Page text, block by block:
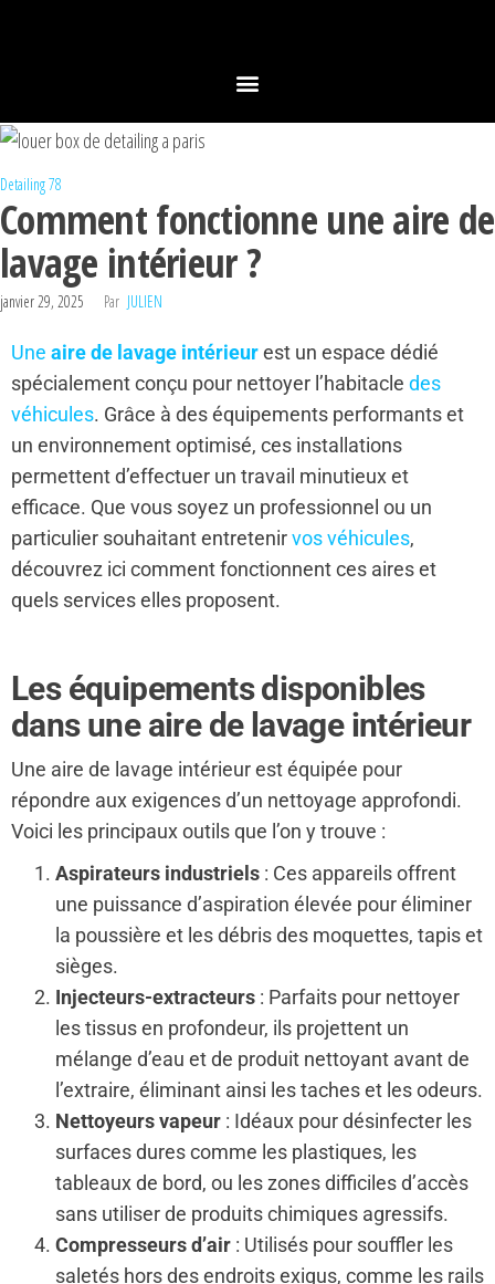
Detailing 78
Comment fonctionne une aire de
lavage intérieur ?
janvier 29, 2025 Par JULIEN
Une aire de lavage intérieurest un espace dédié
spécialement conçu pour nettoyer l’habitacle des
véhicules. Grâce à des équipements performants et
un environnement optimisé, ces installations
permettent d’effectuer un travail minutieux et
efficace. Que vous soyez un professionnel ou un
particulier souhaitant entretenirvos véhicules,
découvrez ici comment fonctionnent ces aires et
quels services elles proposent.
Les équipements disponibles
dans une aire de lavage intérieur
Une aire de lavage intérieur est équipée pour
répondre aux exigences d’un nettoyage approfondi.
Voici les principaux outils que l’on y trouve :
Aspirateurs industriels : Ces appareils offrent
une puissance d’aspiration élevée pour éliminer
la poussière et les débris des moquettes, tapis et
sièges.
Injecteurs-extracteurs : Parfaits pour nettoyer
les tissus en profondeur, ils projettent un
mélange d’eau et de produit nettoyant avant de
l’extraire, éliminant ainsi les taches et les odeurs.
Nettoyeurs vapeur : Idéaux pour désinfecter les
surfaces dures comme les plastiques, les
tableaux de bord, ou les zones difficiles d’accès
sans utiliser de produits chimiques agressifs.
Compresseurs d’air : Utilisés pour souffler les
saletés hors des endroits exigus, comme les rails